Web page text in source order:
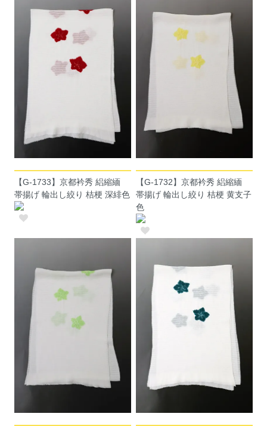
【G-1733】京都衿秀 絽縮緬
帯揚げ 輪出し絞り 桔梗 深緋色
【G-1732】京都衿秀 絽縮緬
帯揚げ 輪出し絞り 桔梗 黄支子
色